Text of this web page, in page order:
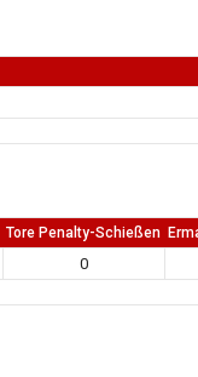
Tore Penalty-Schießen
0